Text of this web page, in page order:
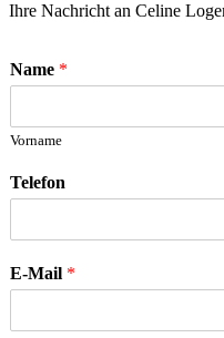
Ihre Nachricht an Celine
Name *
Vorname
Telefon
E-Mail *